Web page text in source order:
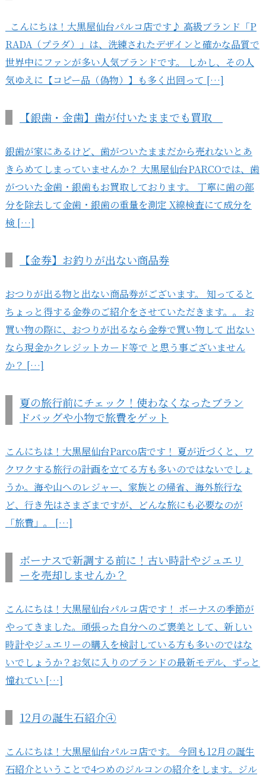
こんにちは！大黒屋仙台パルコ店です♪ 高級ブランド「P
RADA（プラダ）」は、洗練されたデザインと確かな品質で
世界中にファンが多い人気ブランドです。 しかし、その人
気ゆえに【コピー品（偽物）】も多く出回って […]
【銀歯・金歯】歯が付いたままでも買取
銀歯が家にあるけど、歯がついたままだから売れないとあ
きらめてしまっていませんか？ 大黒屋仙台PARCOでは、歯
がついた金歯・銀歯もお買取しております。 丁寧に歯の部
分を除去して金歯・銀歯の重量を測定 X線検査にて成分を
検 […]
【金券】お釣りが出ない商品券
おつりが出る物と出ない商品券がございます。 知ってると
ちょっと得する金券のご紹介をさせていただきます。。 お
買い物の際に、おつりが出るなら金券で買い物して 出ない
なら現金かクレジットカード等で と思う事ございません
か？ […]
夏の旅行前にチェック！使わなくなったブラン
ドバッグや小物で旅費をゲット
こんにちは！大黒屋仙台Parco店です！ 夏が近づくと、ワ
クワクする旅行の計画を立てる方も多いのではないでしょ
うか。海や山へのレジャー、家族との帰省、海外旅行な
ど、行き先はさまざまですが、どんな旅にも必要なのが
「旅費」。 […]
ボーナスで新調する前に！古い時計やジュエリ
ーを売却しませんか？
こんにちは！大黒屋仙台パルコ店です！ ボーナスの季節が
やってきました。頑張った自分へのご褒美として、新しい
時計やジュエリーの購入を検討している方も多いのではな
いでしょうか？お気に入りのブランドの最新モデル、ずっと
憧れてい […]
12月の誕生石紹介④
こんにちは！大黒屋仙台パルコ店です。 今回も12月の誕生
石紹介ということで4つめのジルコンの紹介をします。ジル